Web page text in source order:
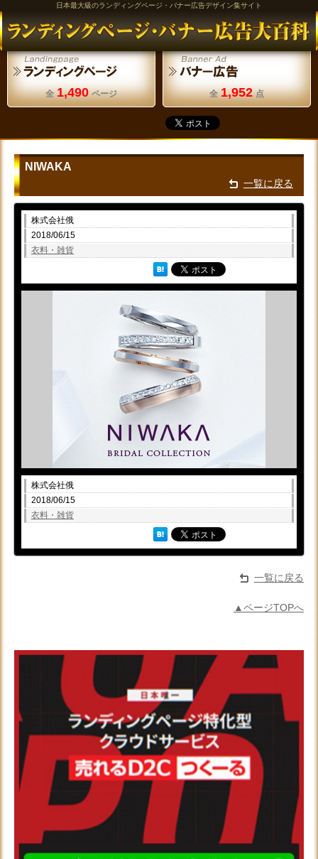
日本最大級のランディングページ・バナー広告デザイン集サイト
全 1,490 ページ 全 1,952 点
NIWAKA
一覧に戻る
株式会社俄
2018/06/15
衣料・雑貨
株式会社俄
2018/06/15
衣料・雑貨
一覧に戻る
▲ページTOPへ